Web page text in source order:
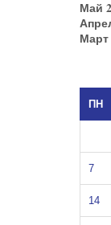
Май
Март
ПН
7
14